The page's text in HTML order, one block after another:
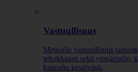
Vastuullisuus
Metsoille vastuullisuus
tehokkaasti sekä ympäristön,
kannalta kestävästi.